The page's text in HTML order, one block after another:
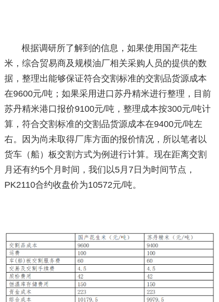
根据调研所了解到的信息，如果使用国产花生
米，综合贸易商及规模油厂相关采购人员的提供的数
据，整理出能够保证符合交割标准的交割品货源成本
在9600元/吨；如果采用进口苏丹精米进行整理，目前
苏丹精米港口报价9100元/吨，整理成本按300元/吨计
算，符合交割标准的交割品货源成本在9400元/吨左
右。因为尚未取得厂库方面的报价情况，所以笔者以
货车（船）板交割方式为例进行计算。现在距离交割
月还有约5个月时间，我们以5月7日为时间节点，
PK2110合约收盘价为10572元/吨。